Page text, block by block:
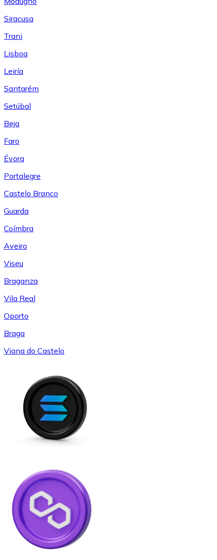
Siracusa
Trani
Lisboa
Leiría
Santarém
Setúbal
Beja
Faro
Évora
Portalegre
Castelo Branco
Guarda
Coímbra
Aveiro
Viseu
Braganza
Vila Real
Oporto
Braga
Viana do Castelo